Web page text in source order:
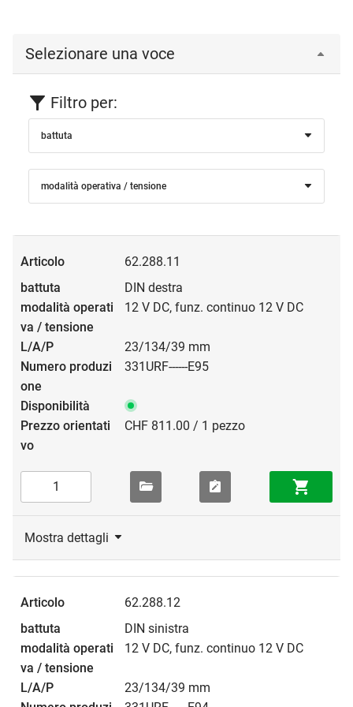
sulla porta.
limitata.
Selezionare una voce
Filtro per:
battuta
modalità operativa / tensione
62.288.11
DIN destra
12 V DC, funz. continuo 12 V DC
23/134/39 mm
331URF------E95
CHF 811.00 / 1 pezzo
Mostra dettagli
62.288.12
DIN sinistra
12 V DC, funz. continuo 12 V DC
23/134/39 mm